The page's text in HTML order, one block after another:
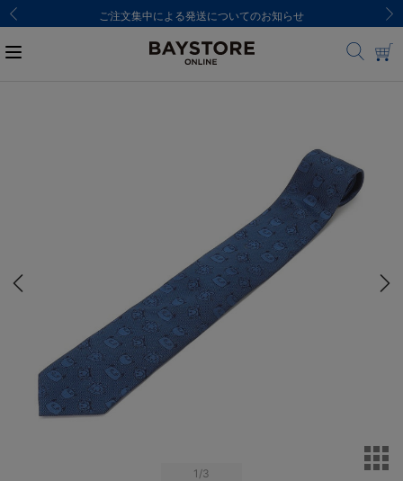
8,000円(税込)以上のご購入で送料無料
1 /3